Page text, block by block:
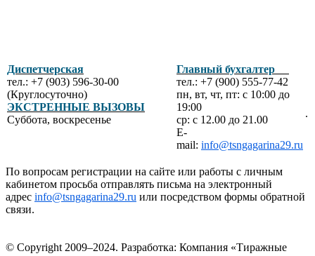
Диспетчерская
тел.: +7 (903) 596-30-00
(Круглосуточно)
ЭКСТРЕННЫЕ ВЫЗОВЫ
Суббота, воскресенье
Главный бухгалтер
тел.: +7 (900) 555-77-42
пн, вт, чт, пт: с 10:00 до
19:00
ср: с 12.00 до 21.00
E-
mail: info@tsngagarina29.ru
.
По вопросам регистрации на сайте или работы с личным
кабинетом просьба отправлять письма на электронный
адрес info@tsngagarina29.ru или посредством формы обратной
связи.
© Copyright 2009–2024. Разработка: Компания «Тиражные